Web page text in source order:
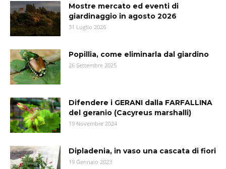
Mostre mercato ed eventi di
giardinaggio in agosto 2026
31 Luglio 2026
Popillia, come eliminarla dal giardino
26 Settembre 2025
Difendere i GERANI dalla FARFALLINA
del geranio (Cacyreus marshalli)
19 Novembre 2024
Dipladenia, in vaso una cascata di fiori
19 Gennaio 2023